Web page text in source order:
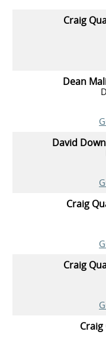
Craig
Dean
David
Craig
Craig